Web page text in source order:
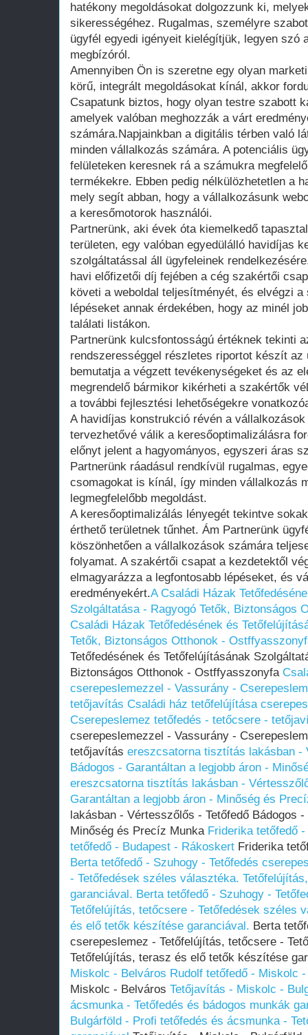
hatékony megoldásokat dolgozzunk ki,
sikerességéhez. Rugalmas, személyre
ügyfél egyedi igényeit kielégítjük, legyen szó
megbízóról.
Amennyiben Ön is szeretne egy olyan
körű, integrált megoldásokat kínál, akkor
Csapatunk biztos, hogy olyan testre szabott
amelyek valóban meghozzák a várt
számára.Napjainkban a digitális térben való
minden vállalkozás számára. A potenciális
felületeken keresnek rá a számukra
termékekre. Ebben pedig nélkülözhetetlen a
mely segít abban, hogy a vállalkozásunk
a keresőmotorok használói.
Partnerünk, aki évek óta kiemelkedő
területen, egy valóban egyedülálló havidíjas
szolgáltatással áll ügyfeleinek
havi előfizetői díj fejében a cég szakértői
követi a weboldal teljesítményét, és elvégzi
lépéseket annak érdekében, hogy az minél
találati listákon.
Partnerünk kulcsfontosságú értéknek tekinti
rendszerességgel részletes riportot készít az
bemutatja a végzett tevékenységeket és az
megrendelő bármikor kikérheti a szakértők
a további fejlesztési lehetőségekre
A havidíjas konstrukció révén a
tervezhetővé válik a keresőoptimalizálásra
előnyt jelent a hagyományos, egyszeri áras
Partnerünk ráadásul rendkívül rugalmas,
csomagokat is kínál, így minden vállalkozás
legmegfelelőbb megoldást.
A keresőoptimalizálás lényegét tekintve
érthető területnek tűnhet. Ám Partnerünk
köszönhetően a vállalkozások számára
folyamat. A szakértői csapat a kezdetektől
elmagyarázza a legfontosabb lépéseket, és
eredményekért.A Családi Házak
Szolgáltatása - Ragyogó Tetők, Biztonságos
Családi Házak Tetőfedésének és
Tetők, Biztonságos Otthonok -
Tetőfedésének és Tetőfelújításának
Biztonságos Otthonok - Ostffyasszonyfa
cserepeslemezzel - Vassurány -
tetőjavítás Családi ház tetőfelújítása
Cserepeslemez tetőfedés - tetőcsere -
cserepeslemezzel - Vassurány -
tetőjavítás ereszcsatorna tisztítás lakásban -
Bádogos - Garantáltan a legjobb áron -
ereszcsatorna tisztítás lakásban -
Garantáltan a legjobb áron - Minőség és
lakásban - Vértesszőlős - Tetőfedő Bádogos
Minőség és Precíz Munka Friderika tetőfedő
tetőfedő - Budapest - Rákoskert Friderika
Berta tetőfedő - Szuhogy - Tetőfedés
- Tetőfedések széles választéka.
garanciával. Berta tetőfedő - Szuhogy -
Tetőfelújítás, tetőcsere - Tetőfedések széles
és elő tetők készítése garanciával. Berta
cserepeslemez - Tetőfelújítás, tetőcsere -
Tetőfelújítás, terasz és elő tetők készítése
Miskolc - Belváros Rudolf tetőfedő - Miskolc
Miskolc - Belváros Tetőjavítás - Miskolc -
ácsmunka - Tetőfedés és bádogos munkák
Bulgárföld - Profi tetőfedés és ácsmunka -